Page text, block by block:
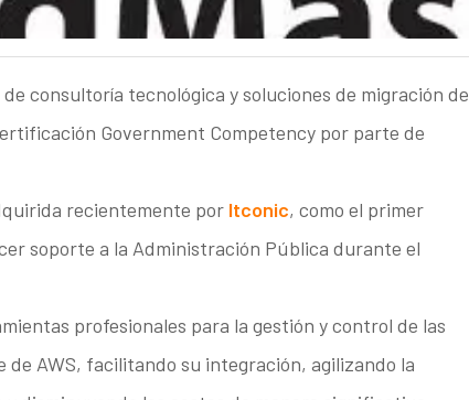
consultoría tecnológica y soluciones de migración de
Government Competency por parte de
recientemente por Itconic, como el primer
soporte a la Administración Pública durante el
profesionales para la gestión y control de las
AWS, facilitando su integración, agilizando la